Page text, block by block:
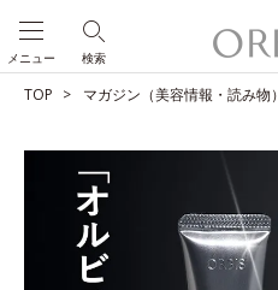
検索
メニュー
TOP マガジン（美容情報・読み物）